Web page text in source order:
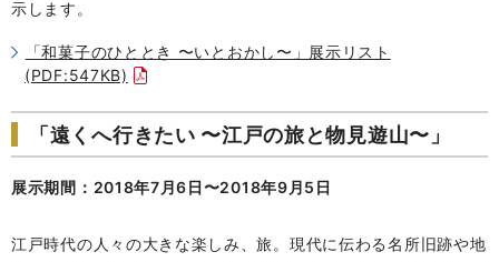
示します。
「和菓子のひととき 〜いとおかし〜」展示リスト
(PDF:547KB)
「遠くへ行きたい 〜江戸の旅と物見遊山〜」
展示期間：2018年7月6日〜2018年9月5日
江戸時代の人々の大きな楽しみ、旅。現代に伝わる名所旧跡や地